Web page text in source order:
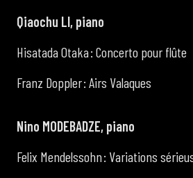
Qiaochu LI, piano
Hisatada Otaka : Concerto pour flûte
Franz Doppler : Airs Valaques
Nino MODEBADZE, piano
Felix Mendelssohn : Variations